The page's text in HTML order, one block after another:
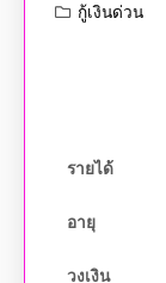
อายุ
วงเงิน
อัตราดอกเบี้ย